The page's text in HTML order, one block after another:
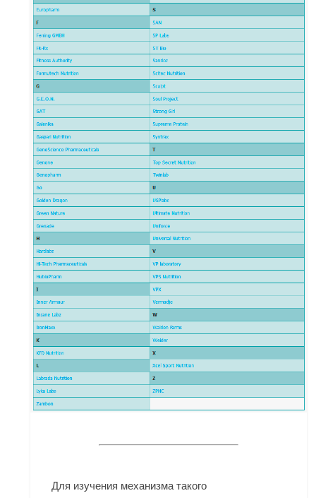
Для изучения механизма такого